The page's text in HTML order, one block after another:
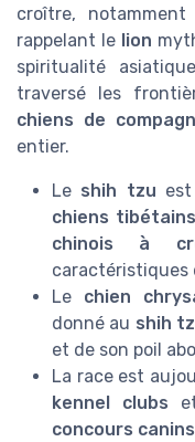
croître,
rappelant le lion
spiritualité
traversé les
chiens de
entier.
Le shih tzu
chiens tibétains
chinois à
caractéristiques
Le chien
donné au shih
et de son poil
La race est
kennel clubs
concours canins